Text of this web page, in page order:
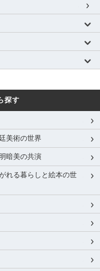
探す
美術の世界
暗美の共演
る暮らしと絵本の世